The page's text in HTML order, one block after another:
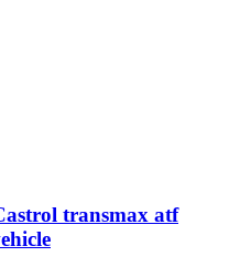
transmax atf